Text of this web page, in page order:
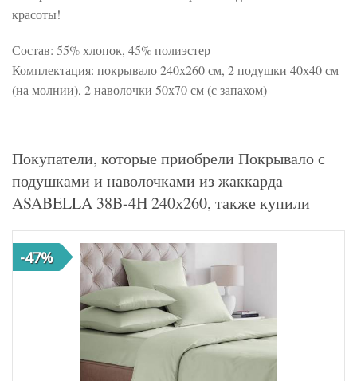
красоты!
Состав: 55% хлопок, 45% полиэстер
Комплектация: покрывало 240х260 см, 2 подушки 40х40 см
(на молнии), 2 наволочки 50х70 см (с запахом)
Покупатели, которые приобрели Покрывало с
подушками и наволочками из жаккарда
ASABELLA 38B-4H 240х260, также купили
-47%